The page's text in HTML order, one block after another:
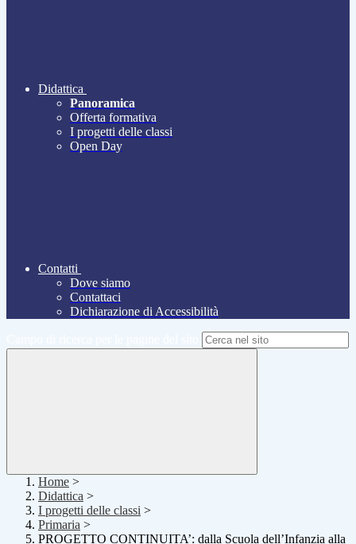
Didattica
Panoramica
Offerta formativa
I progetti delle classi
Open Day
Contatti
Dove siamo
Contattaci
Dichiarazione di Accessibilità
Home >
Didattica >
I progetti delle classi >
Primaria >
PROGETTO CONTINUITA’: dalla Scuola dell’Infanzia alla